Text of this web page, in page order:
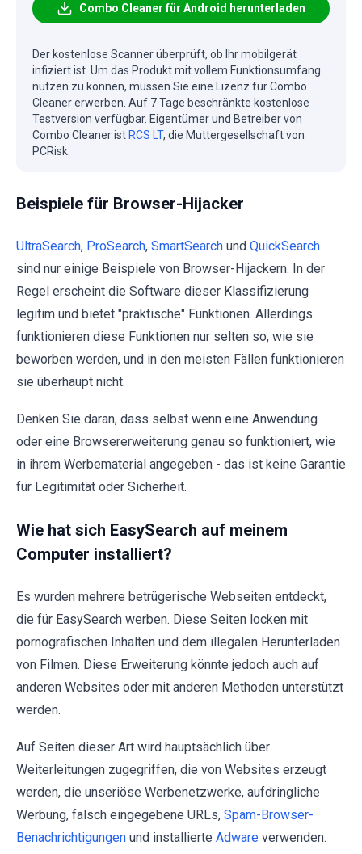
Combo Cleaner für Android herunterladen
Der kostenlose Scanner überprüft, ob Ihr mobilgerät
infiziert ist. Um das Produkt mit vollem Funktionsumfang
nutzen zu können, müssen Sie eine Lizenz für Combo
Cleaner erwerben. Auf 7 Tage beschränkte kostenlose
Testversion verfügbar. Eigentümer und Betreiber von
Combo Cleaner ist RCS LT, die Muttergesellschaft von
PCRisk.
Beispiele für Browser-Hijacker
UltraSearch, ProSearch, SmartSearch und QuickSearch
sind nur einige Beispiele von Browser-Hijackern. In der
Regel erscheint die Software dieser Klassifizierung
legitim und bietet "praktische" Funktionen. Allerdings
funktionieren diese Funktionen nur selten so, wie sie
beworben werden, und in den meisten Fällen funktionieren
sie überhaupt nicht.
Denken Sie daran, dass selbst wenn eine Anwendung
oder eine Browsererweiterung genau so funktioniert, wie
in ihrem Werbematerial angegeben - das ist keine Garantie
für Legitimität oder Sicherheit.
Wie hat sich EasySearch auf meinem
Computer installiert?
Es wurden mehrere betrügerische Webseiten entdeckt,
die für EasySearch werben. Diese Seiten locken mit
pornografischen Inhalten und dem illegalen Herunterladen
von Filmen. Diese Erweiterung könnte jedoch auch auf
anderen Websites oder mit anderen Methoden unterstützt
werden.
Auf Seiten dieser Art wird hauptsächlich über
Weiterleitungen zugegriffen, die von Websites erzeugt
werden, die unseriöse Werbenetzwerke, aufdringliche
Werbung, falsch eingegebene URLs, Spam-Browser-
Benachrichtigungen und installierte Adware verwenden.